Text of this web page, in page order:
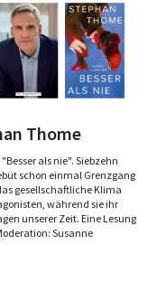
Thome
als nie". Siebzehn
schon einmal Grenzgang
gesellschaftliche Klima
während sie ihr
unserer Zeit. Eine Lesung
Susanne